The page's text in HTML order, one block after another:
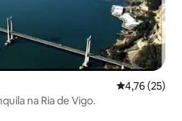
4,76 de uma
4,76 (25)
na Ria de Vigo.